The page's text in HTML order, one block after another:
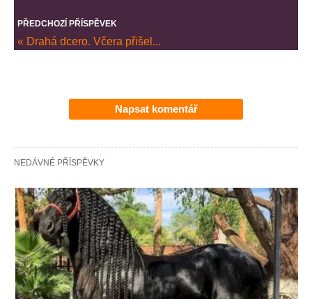
PŘEDCHOZÍ PŘÍSPĚVEK
« Drahá dcero. Včera přišel...
Napsat komentář
NEDÁVNÉ PŘÍSPĚVKY